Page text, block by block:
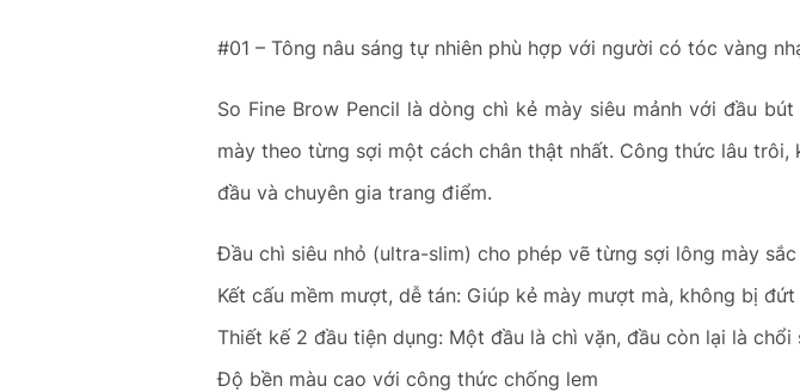
#01 – Tông nâu sáng tự nhiên phù hợp với người có tóc vàng
So Fine Brow Pencil là dòng chì kẻ mày siêu mảnh với đầu
mày theo từng sợi một cách chân thật nhất. Công thức lâu
đầu và chuyên gia trang điểm.
Đầu chì siêu nhỏ (ultra-slim) cho phép vẽ từng sợi lông mày
Kết cấu mềm mượt, dễ tán: Giúp kẻ mày mượt mà, không bị
Thiết kế 2 đầu tiện dụng: Một đầu là chì vặn, đầu còn lại là
Độ bền màu cao với công thức chống lem